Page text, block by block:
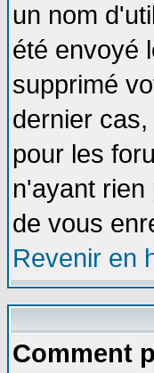
un nom
été envoyé
supprimé
dernier
pour les
n'ayant
de vous
Revenir en
Comment